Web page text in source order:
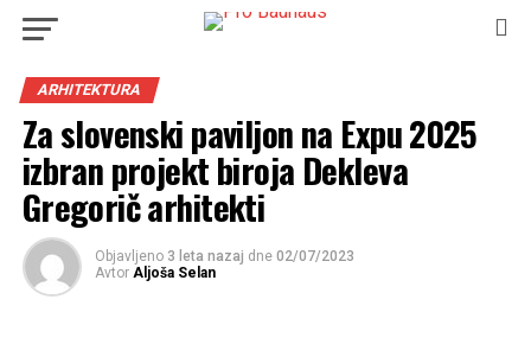
ARHITEKTURA
Za slovenski paviljon na Expu 2025
izbran projekt biroja Dekleva
Gregorič arhitekti
Objavljeno 3 leta nazaj dne 02/07/2023
Avtor Aljoša Selan